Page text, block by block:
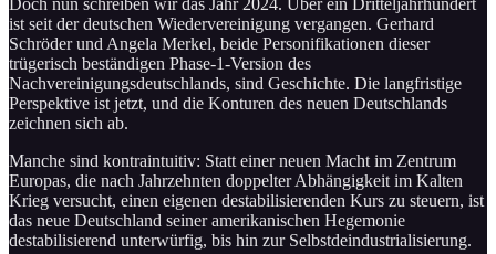
ist seit der deutschen Wiedervereinigung vergangen. Gerhard
Schröder und Angela Merkel, beide Personifikationen dieser
trügerisch beständigen Phase-1-Version des
Nachvereinigungsdeutschlands, sind Geschichte. Die langfristige
Perspektive ist jetzt, und die Konturen des neuen Deutschlands
zeichnen sich ab.
Manche sind kontraintuitiv: Statt einer neuen Macht im Zentrum
Europas, die nach Jahrzehnten doppelter Abhängigkeit im Kalten
Krieg versucht, einen eigenen destabilisierenden Kurs zu steuern, ist
das neue Deutschland seiner amerikanischen Hegemonie
destabilisierend unterwürfig, bis hin zur Selbstdeindustrialisierung.